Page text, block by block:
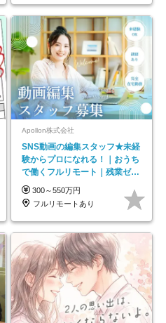
Apollon株式会社
SNS動画の編集スタッフ★未経
験からプロになれる！｜おうち
で働くフルリモート｜残業ゼロ
で18時退勤◎
300～550万円
フルリモートあり